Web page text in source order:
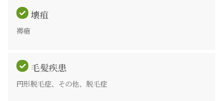
壊疽
褥瘡
毛髪疾患
円形脱毛症、その他、脱毛症